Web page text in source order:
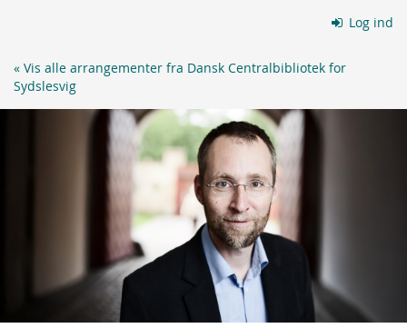
Log ind
« Vis alle arrangementer fra Dansk Centralbibliotek for
Sydslesvig